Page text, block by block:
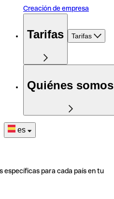
Creación de empresa
Tarifas Tarifas
Quiénes somos
es
específicas para cada país en tu